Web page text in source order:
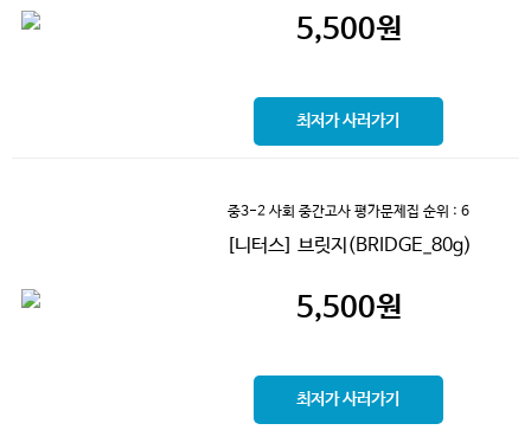
5,500원
최저가 사러가기
중3-2 사회 중간고사 평가문제집 순위 : 6
[니터스] 브릿지(BRIDGE_80g)
5,500원
최저가 사러가기